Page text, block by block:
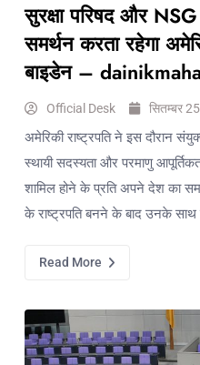
सुरक्षा परिषद और
समर्थन करता रहेगा
बाइडेन –
Official Desk सितम्बर
अमेरिकी राष्ट्रपति ने इस दौरान
स्थायी सदस्यता और परमाणु
शामिल होने के प्रति अपने देश का
के राष्ट्रपति बनने के बाद उनके साथ
Read More